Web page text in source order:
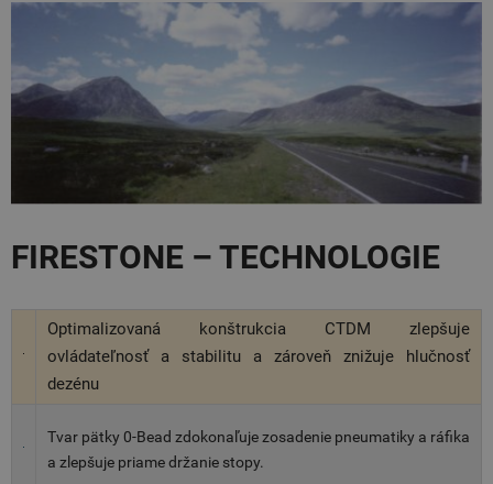
FIRESTONE – TECHNOLOGIE
Optimalizovaná konštrukcia CTDM zlepšuje
ovládateľnosť a stabilitu a zároveň znižuje hlučnosť
dezénu
Tvar pätky 0-Bead zdokonaľuje zosadenie pneumatiky a ráfika
a zlepšuje priame držanie stopy.